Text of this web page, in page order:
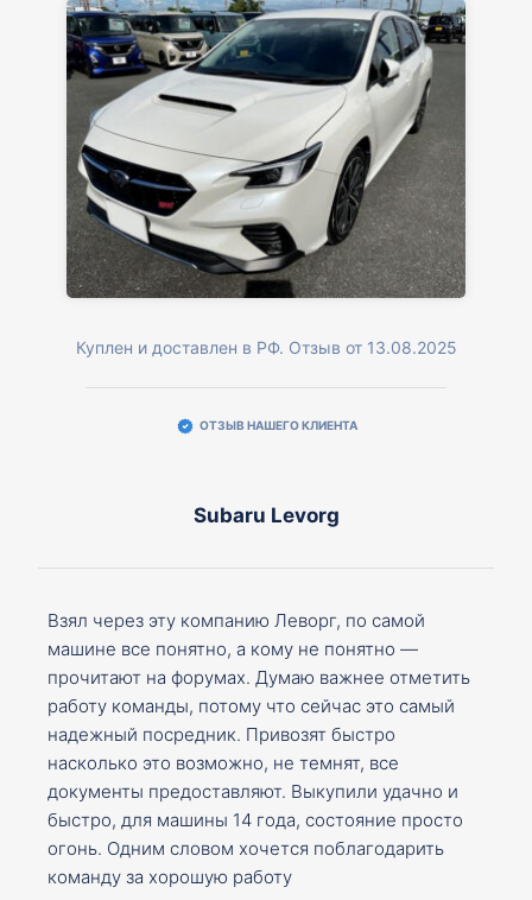
Куплен и доставлен в РФ. Отзыв от 13.08.2025
ОТЗЫВ НАШЕГО КЛИЕНТА
Subaru Levorg
Взял через эту компанию Леворг, по самой
машине все понятно, а кому не понятно —
прочитают на форумах. Думаю важнее отметить
работу команды, потому что сейчас это самый
надежный посредник. Привозят быстро
насколько это возможно, не темнят, все
документы предоставляют. Выкупили удачно и
быстро, для машины 14 года, состояние просто
огонь. Одним словом хочется поблагодарить
команду за хорошую работу